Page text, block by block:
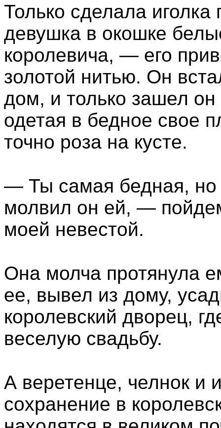
Только сделала
девушка в окошке
королевича, — его
золотой нитью. Он
дом, и только зашел он
одетая в бедное свое
точно роза на кусте.
— Ты самая бедная,
молвил он ей, —
моей невестой.
Она молча протянула
ее, вывел из дому,
королевский дворец,
веселую свадьбу.
А веретенце, челнок и
сохранение в